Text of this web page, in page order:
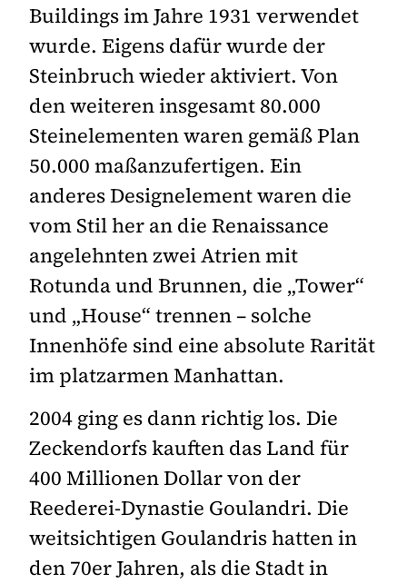
Buildings im Jahre 1931 verwendet
wurde. Eigens dafür wurde der
Steinbruch wieder aktiviert. Von
den weiteren insgesamt 80.000
Steinelementen waren gemäß Plan
50.000 maßanzufertigen. Ein
anderes Designelement waren die
vom Stil her an die Renaissance
angelehnten zwei Atrien mit
Rotunda und Brunnen, die „Tower“
und „House“ trennen – solche
Innenhöfe sind eine absolute Rarität
im platzarmen Manhattan.
2004 ging es dann richtig los. Die
Zeckendorfs kauften das Land für
400 Millionen Dollar von der
Reederei-Dynastie Goulandri. Die
weitsichtigen Goulandris hatten in
den 70er Jahren, als die Stadt in